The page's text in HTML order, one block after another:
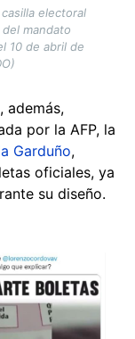
electoral
mandato
10 de abril de
además,
por la AFP, la
Garduño,
oficiales, ya
su diseño.